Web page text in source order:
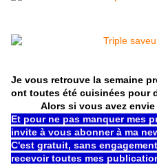
Je vous retrouve la semaine
ont toutes été cuisinées pour
Alors si vous avez envie
Et pour ne pas manquer mes
invite à vous abonner à ma
C'est gratuit, sans
recevoir toutes mes